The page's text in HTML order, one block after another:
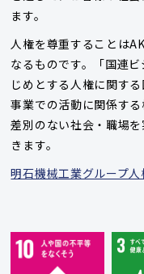
ます。
人権を尊重することは
なるものです。「国連
じめとする人権に関す
事業での活動に関係す
差別のない社会・職場
きます。
明石機械工業グループ